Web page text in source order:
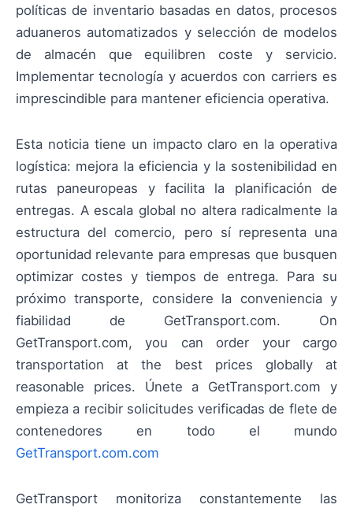
políticas de inventario basadas en datos, procesos
aduaneros automatizados y selección de modelos
de almacén que equilibren coste y servicio.
Implementar tecnología y acuerdos con carriers es
imprescindible para mantener eficiencia operativa.
Esta noticia tiene un impacto claro en la operativa
logística: mejora la eficiencia y la sostenibilidad en
rutas paneuropeas y facilita la planificación de
entregas. A escala global no altera radicalmente la
estructura del comercio, pero sí representa una
oportunidad relevante para empresas que busquen
optimizar costes y tiempos de entrega. Para su
próximo transporte, considere la conveniencia y
fiabilidad de GetTransport.com. On
GetTransport.com, you can order your cargo
transportation at the best prices globally at
reasonable prices. Únete a GetTransport.com y
empieza a recibir solicitudes verificadas de flete de
contenedores en todo el mundo
GetTransport.com.com
GetTransport monitoriza constantemente las